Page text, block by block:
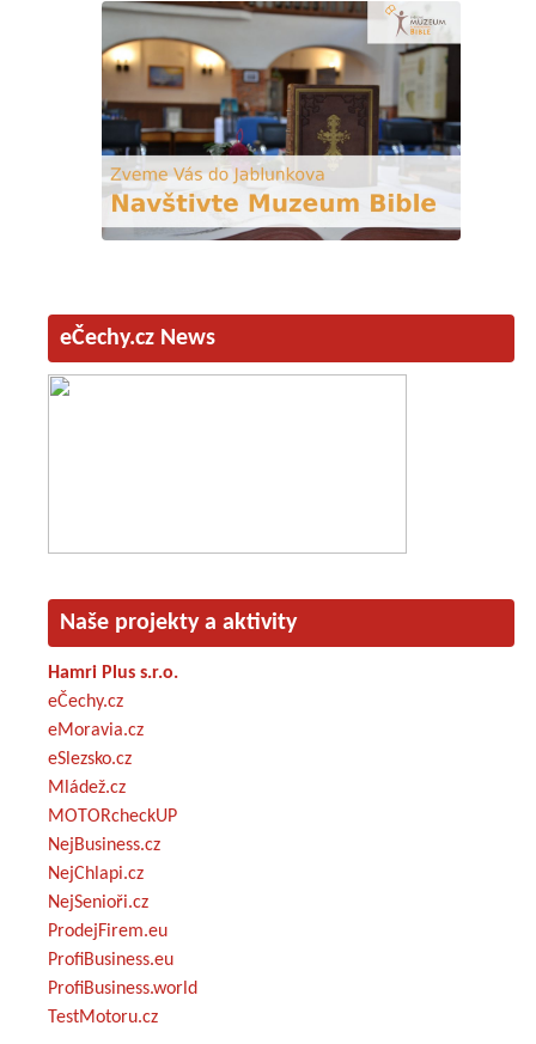
eČechy.cz News
Naše projekty a aktivity
Hamri Plus s.r.o.
eČechy.cz
eMoravia.cz
eSlezsko.cz
Mládež.cz
MOTORcheckUP
NejBusiness.cz
NejChlapi.cz
NejSenioři.cz
ProdejFirem.eu
ProfiBusiness.eu
ProfiBusiness.world
TestMotoru.cz